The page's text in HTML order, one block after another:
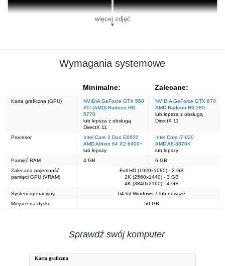
więcej zdjęć
▼
Wymagania systemowe
Minimalne: Zalecane:
Karta graficzna (GPU)
NVIDIA GeForce GTX 560
ATI (AMD) Radeon HD
5770
lub lepsza z obsługą
DirectX 11
NVIDIA GeForce GTX 670
AMD Radeon R9 280
lub lepsza z obsługą
DirectX 11
Procesor
Intel Core 2 Duo E6600
AMD Athlon 64 X2 6400+
lub lepszy
Intel Core i7-920
AMD A8-3870K
lub lepszy
Pamięć RAM
4 GB
6 GB
Zalecana pojemność
pamięci GPU (VRAM)
Full HD (1920x1080) - 2 GB
2K (2560x1440) - 3 GB
4K (3840x2160) - 4 GB
System operacyjny
64-bit Windows 7 lub nowsze
Miejsce na dysku
50 GB
Sprawdź swój komputer
Karta graficzna